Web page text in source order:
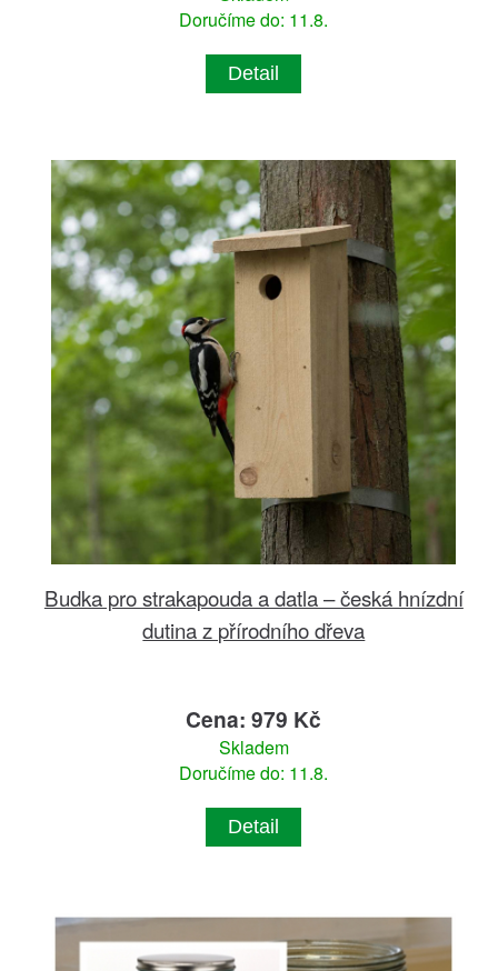
Doručíme do: 11.8.
Detail
Budka pro strakapouda a datla – česká hnízdní
dutina z přírodního dřeva
Cena: 979 Kč
Skladem
Doručíme do: 11.8.
Detail